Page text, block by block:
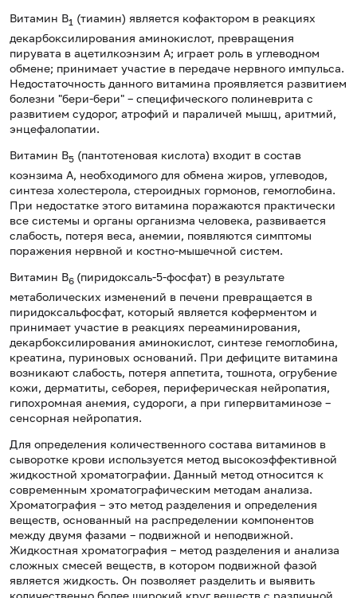
Витамин В1 (тиамин) является кофактором в реакциях
декарбоксилирования аминокислот, превращения
пирувата в ацетилкоэнзим А; играет роль в углеводном
обмене; принимает участие в передаче нервного импульса.
Недостаточность данного витамина проявляется развитием
болезни "бери-бери" – специфического полиневрита с
развитием судорог, атрофий и параличей мышц, аритмий,
энцефалопатии.
Витамин В5 (пантотеновая кислота) входит в состав
коэнзима А, необходимого для обмена жиров, углеводов,
синтеза холестерола, стероидных гормонов, гемоглобина.
При недостатке этого витамина поражаются практически
все системы и органы организма человека, развивается
слабость, потеря веса, анемии, появляются симптомы
поражения нервной и костно-мышечной систем.
Витамин В6 (пиридоксаль-5-фосфат) в результате
метаболических изменений в печени превращается в
пиридоксальфосфат, который является коферментом и
принимает участие в реакциях переаминирования,
декарбоксилирования аминокислот, синтезе гемоглобина,
креатина, пуриновых оснований. При дефиците витамина
возникают слабость, потеря аппетита, тошнота, огрубение
кожи, дерматиты, себорея, периферическая нейропатия,
гипохромная анемия, судороги, а при гипервитаминозе –
сенсорная нейропатия.
Для определения количественного состава витаминов в
сыворотке крови используется метод высокоэффективной
жидкостной хроматографии. Данный метод относится к
современным хроматографическим методам анализа.
Хроматография – это метод разделения и определения
веществ, основанный на распределении компонентов
между двумя фазами – подвижной и неподвижной.
Жидкостная хроматография – метод разделения и анализа
сложных смесей веществ, в котором подвижной фазой
является жидкость. Он позволяет разделить и выявить
количественно более широкий круг веществ с различной